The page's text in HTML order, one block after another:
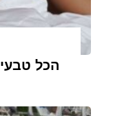
הכל